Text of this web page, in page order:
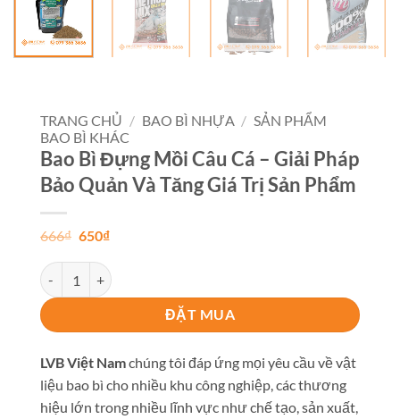
TRANG CHỦ / BAO BÌ NHỰA / SẢN PHẨM
BAO BÌ KHÁC
Bao Bì Đựng Mồi Câu Cá – Giải Pháp
Bảo Quản Và Tăng Giá Trị Sản Phẩm
666₫ Giá
là:
666₫.
650₫Giá
là:
650₫.
Bao Bì Đựng Mồi Câu Cá - Giải Pháp Bảo Quản Và Tăng Giá Trị
ĐẶT MUA
LVB Việt Namchúng tôi đáp ứng mọi yêu cầu về vật
liệu bao bì cho nhiều khu công nghiệp, các thương
hiệu lớn trong nhiều lĩnh vực như chế tạo, sản xuất,